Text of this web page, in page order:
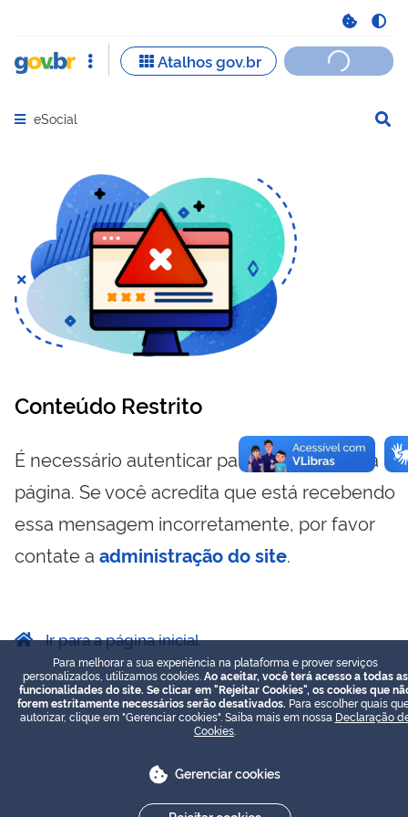
Abrir menu principal de navegação
eSocial
Conteúdo Restrito
É necessário autenticar para visualizar essa
página. Se você acredita que está recebendo
essa mensagem incorretamente, por favor
contate a administração do site.
Ir para a página inicial
Para melhorar a sua experiência na plataforma e prover serviços
personalizados, utilizamos cookies. Ao aceitar, você terá acesso a todas as
funcionalidades do site. Se clicar em "Rejeitar Cookies", os cookies que
forem estritamente necessários serão desativados. Para escolher quais
autorizar, clique em "Gerenciar cookies". Saiba mais em nossa Declaração
Cookies
Gerenciar cookies